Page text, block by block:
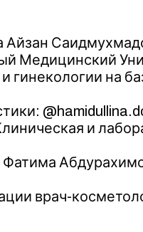
Медицинский
гинекологии на
и
врач-